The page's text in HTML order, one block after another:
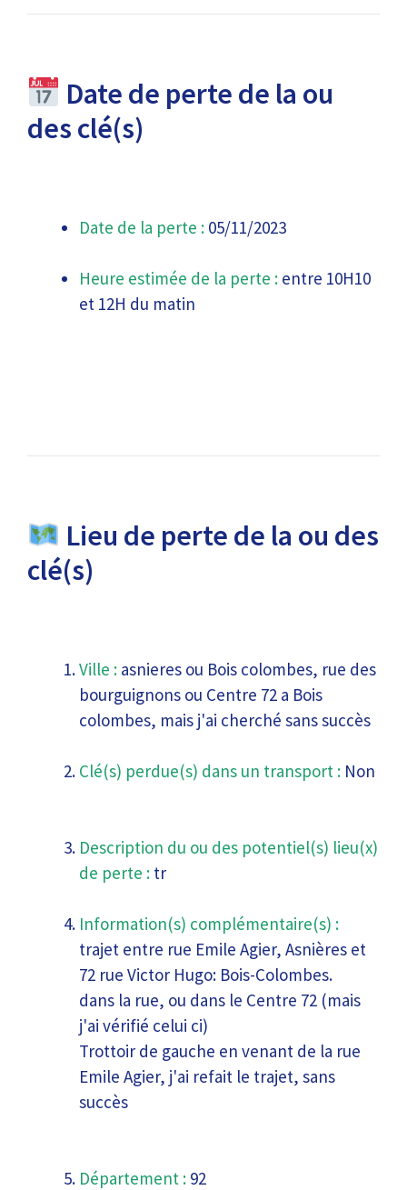
Date de perte de la ou
des clé(s)
Date de la perte : 05/11/2023
Heure estimée de la perte : entre 10H10
et 12H du matin
Lieu de perte de la ou des
clé(s)
Ville : asnieres ou Bois colombes, rue des
bourguignons ou Centre 72 a Bois
colombes, mais j'ai cherché sans succès
Clé(s) perdue(s) dans un transport : Non
Description du ou des potentiel(s) lieu(x)
de perte : tr
Information(s) complémentaire(s) :
trajet entre rue Emile Agier, Asnières et
72 rue Victor Hugo: Bois-Colombes.
dans la rue, ou dans le Centre 72 (mais
j'ai vérifié celui ci)
Trottoir de gauche en venant de la rue
Emile Agier, j'ai refait le trajet, sans
succès
Département : 92